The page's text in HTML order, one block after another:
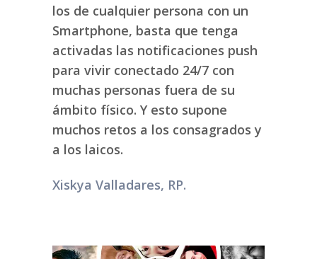
los de cualquier persona con un
Smartphone, basta que tenga
activadas las notificaciones push
para vivir conectado 24/7 con
muchas personas fuera de su
ámbito físico. Y esto supone
muchos retos a los consagrados y
a los laicos.
Xiskya Valladares, RP.